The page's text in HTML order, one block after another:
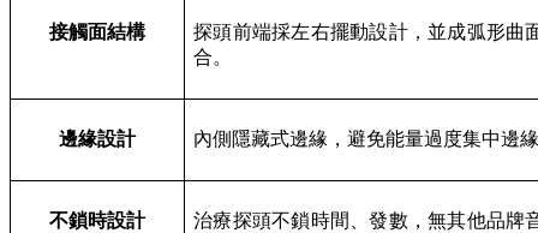
接觸面結構
探頭前端採左右擺動設計，並成弧形曲
合。
邊緣設計 內側隱藏式邊緣，避免能量過度集中邊
不鎖時設計
治療探頭不鎖時間、發數，無其他品牌